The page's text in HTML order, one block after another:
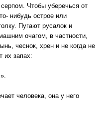
Чтобы уберечься от
нибудь острое или
Пугают русалок и
очагом, в частности,
чеснок, хрен и не когда не
их запах:
человека, она у него